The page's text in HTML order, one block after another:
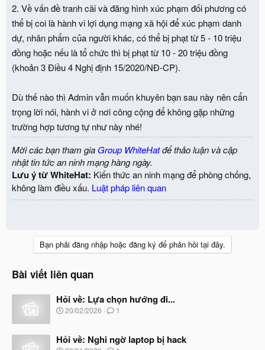
2. Về vấn đề tranh cãi và đăng hình xúc phạm đối phương có
thể bị coi là hành vi lợi dụng mạng xã hội để xúc phạm danh
dự, nhân phẩm của người khác, có thể bị phạt từ 5 - 10 triệu
đồng hoặc nếu là tổ chức thì bị phạt từ 10 - 20 triệu đồng
(khoản 3 Điều 4 Nghị định 15/2020/NĐ-CP).
Dù thế nào thì Admin vẫn muốn khuyên bạn sau này nên cẩn
trọng lời nói, hành vi ở nơi công cộng để không gặp những
trường hợp tương tự như này nhé!
Mời các bạn tham gia Group WhiteHatđể thảo luận và cập
nhật tin tức an ninh mạng hàng ngày.
Lưu ý từ WhiteHat: Kiến thức an ninh mạng để phòng chống,
không làm điều xấu. Luật pháp liên quan
Bạn phải đăng nhập hoặc đăng ký để phản hồi tại đây.
Bài viết liên quan
Hỏi về: Lựa chọn hướng đi...
N
y
b
20/02/2026 1
Hỏi về: Nghi ngờ laptop bị hack